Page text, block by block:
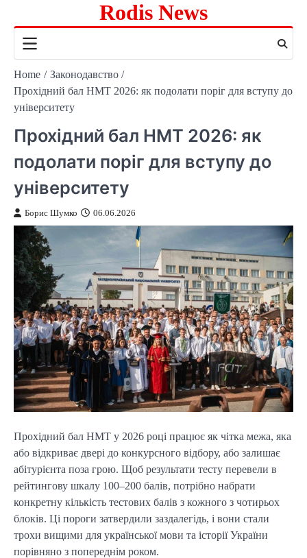
content
Rodis News
Home
Законодавство
Прохідний бал НМТ 2026: як подолати поріг для вступу до
університету
Прохідний бал НМТ 2026: як
подолати поріг для вступу до
університету
Борис Шумко 06.06.2026
Прохідний бал НМТ у 2026 році працює як чітка межа, яка
або відкриває двері до конкурсного відбору, або залишає
абітурієнта поза грою. Щоб результати тесту перевели в
рейтингову шкалу 100–200 балів, потрібно набрати
конкретну кількість тестових балів з кожного з чотирьох
блоків. Ці пороги затвердили заздалегідь, і вони стали
трохи вищими для української мови та історії України
порівняно з попереднім роком.